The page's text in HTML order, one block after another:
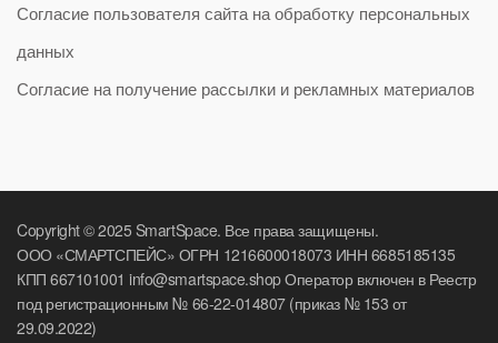
Согласие пользователя сайта на обработку персональных
данных
Согласие на получение рассылки и рекламных материалов
Copyright © 2025 SmartSpace. Все права защищены.
ООО «СМАРТСПЕЙС» ОГРН 1216600018073 ИНН 6685185135
КПП 667101001 info@smartspace.shop Оператор включен в Реестр
под регистрационным № 66-22-014807 (приказ № 153 от
29.09.2022)